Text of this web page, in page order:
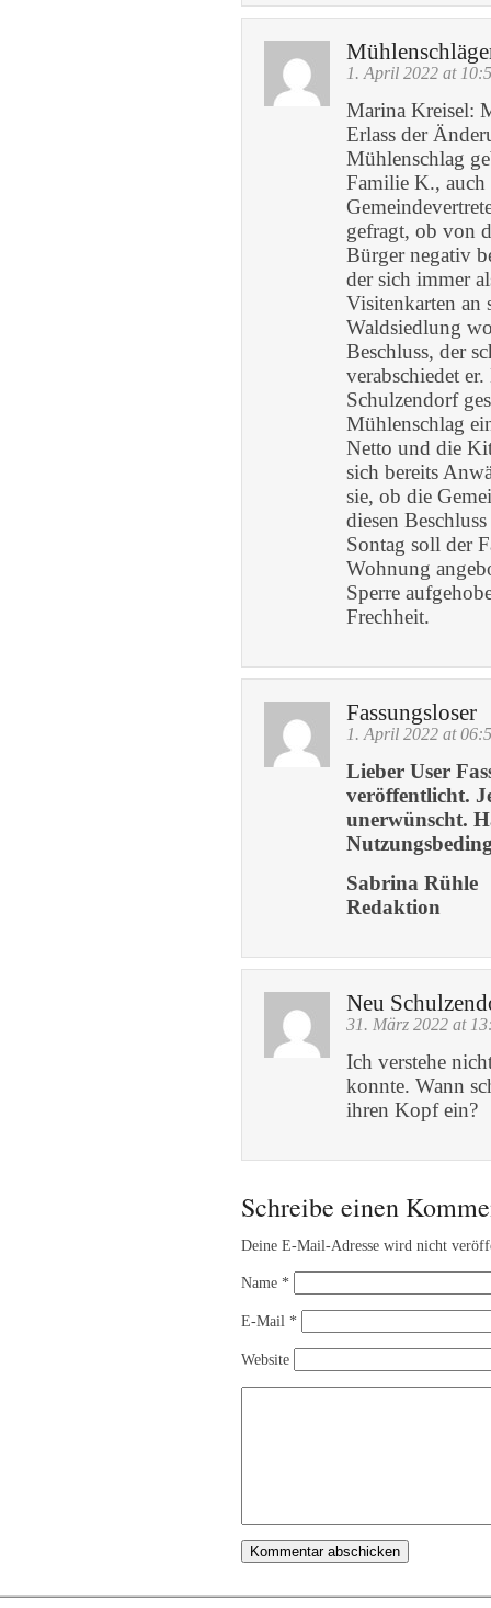
1. April 2022 at
Marina Kreisel:
Erlass der
Mühlenschlag
Familie K., auch
gefragt, ob von
Bürger negativ
der sich immer
Visitenkarten an
Waldsiedlung
Beschluss, der
verabschiedet
Schulzendorf
Mühlenschlag
Netto und die
sich bereits
sie, ob die
diesen
Sontag soll der
Wohnung
Sperre
Frechheit.
Fassungsloser
1. April 2022 at
Lieber User
veröffentlicht.
unerwünscht.
Sabrina Rühle
Redaktion
Neu
31. März 2022 at
Ich verstehe
konnte. Wann
ihren Kopf ein?
Schreibe einen
Deine E-Mail-Adresse wird nicht
Name *
E-Mail *
Website